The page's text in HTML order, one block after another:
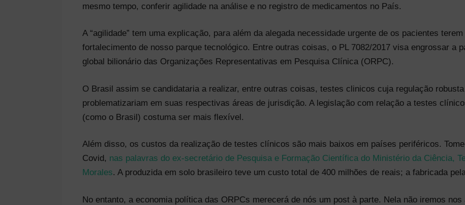
mesmo tempo, conferir agilidade na análise e no registro de medicamentos no País.
A “agilidade” tem uma explicação, para além da alegada necessidade urgente de os pacientes
fortalecimento de nosso parque tecnológico. Entre outras coisas, o PL 7082/2017 visa engrossar a
global bilionário das Organizações Representativas em Pesquisa Clínica (ORPC).
O Brasil assim se candidataria a realizar, entre outras coisas, testes clinicos cuja regulação
problematizariam em suas respectivas áreas de jurisdição. A legislação com relação a testes
(como o Brasil) costuma ser mais flexível.
Além disso, os custos da realização de testes clínicos são mais baixos em países periféricos.
Covid, nas palavras do ex-secretário de Pesquisa e Formação Científica do Ministério da Ciência,
Morales. A produzida em solo brasileiro teve um custo total de 400 milhões de reais; a fabricada
No entanto, a economia política das ORPCs merecerá de nós um post à parte. Nela não iremos nos